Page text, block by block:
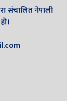
संचालित नेपाली